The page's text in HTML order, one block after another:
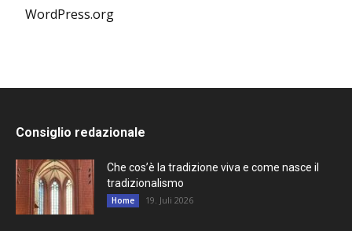
WordPress.org
Consiglio redazionale
Che cos’è la tradizione viva e come nasce il
tradizionalismo
Home 19. Juli 2026